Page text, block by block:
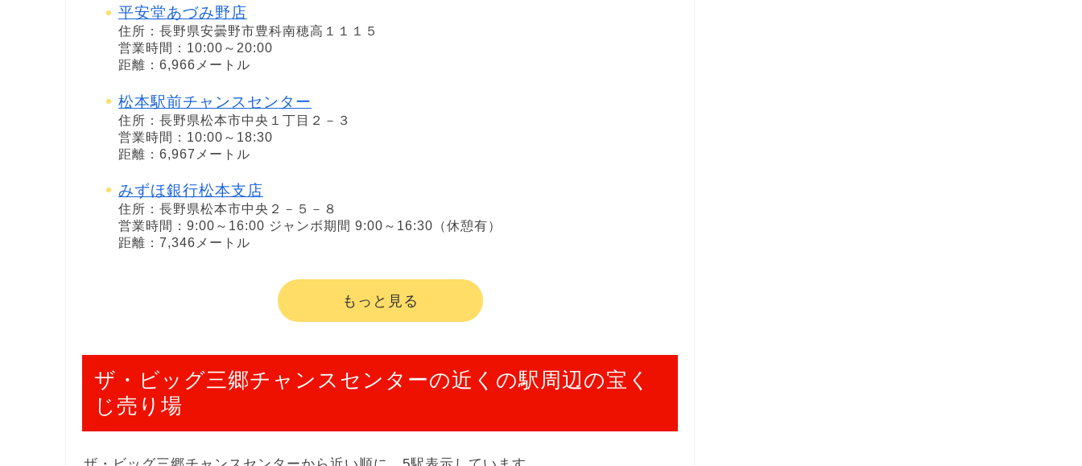
平安堂あづみ野店
住所：長野県安曇野市豊科南穂高１１１５
営業時間：10:00～20:00
距離：6,966メートル
松本駅前チャンスセンター
住所：長野県松本市中央１丁目２－３
営業時間：10:00～18:30
距離：6,967メートル
みずほ銀行松本支店
住所：長野県松本市中央２－５－８
営業時間：9:00～16:00 ジャンボ期間 9:00～16:30（休憩有）
距離：7,346メートル
もっと見る
ザ・ビッグ三郷チャンスセンターの近くの駅周辺の宝く
じ売り場